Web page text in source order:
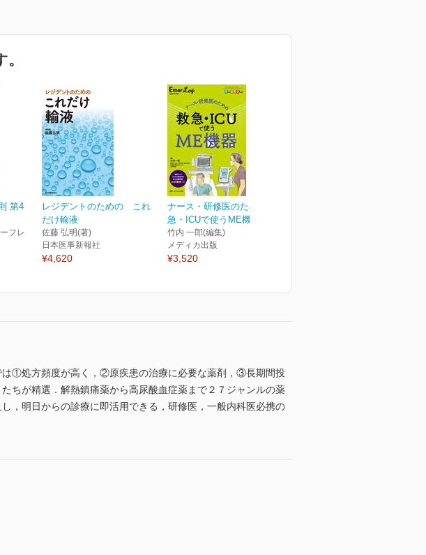
第4
フレ
レジデントのための これ
だけ輸液
佐藤 弘明(著)
日本医事新報社
¥4,620
ナース・研修医のための救
急・ICUで使うME機器
竹内 一郎(編集)
メディカ出版
¥3,520
は①処方頻度が高く，②原疾患の治療に必要な薬剤，③長期間投
ちが精選．解熱鎮痛薬から高尿酸血症薬まで２７ジャンルの薬
，明日からの診療に即活用できる，研修医，一般内科医必携の